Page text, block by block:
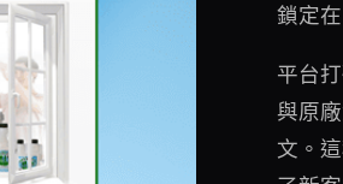
鎖定
平台
與原
文。